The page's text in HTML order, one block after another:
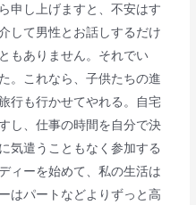
申し上げますと、不安はす
して男性とお話しするだけ
もありません。それでい
。これなら、子供たちの進
行も行かせてやれる。自宅
し、仕事の時間を自分で決
気遣うこともなく参加する
ィーを始めて、私の生活は
はパートなどよりずっと高